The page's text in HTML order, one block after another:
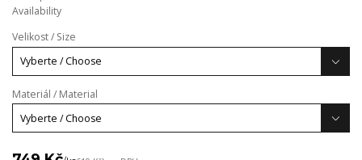
Availability
Velikost / Size
Materiál / Material